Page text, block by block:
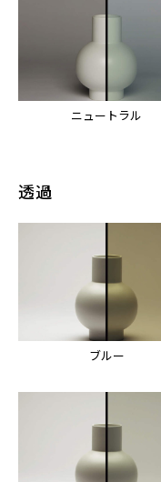
ニュートラル
透過
ブルー